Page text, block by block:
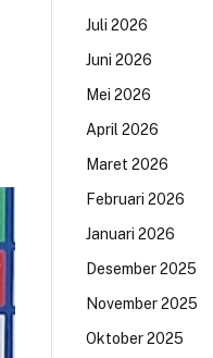
Juli 2026
Juni 2026
Mei 2026
April 2026
Maret 2026
Februari 2026
Januari 2026
Desember 2025
November 2025
Oktober 2025